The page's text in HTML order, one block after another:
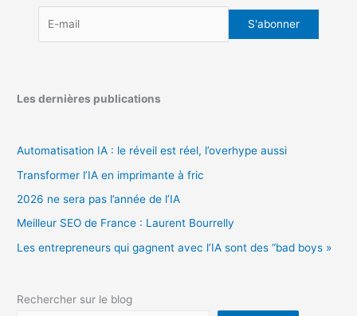
Les dernières publications
Automatisation IA : le réveil est réel, l’overhype aussi
Transformer l’IA en imprimante à fric
2026 ne sera pas l’année de l’IA
Meilleur SEO de France : Laurent Bourrelly
Les entrepreneurs qui gagnent avec l’IA sont des “bad boys »
Rechercher sur le blog